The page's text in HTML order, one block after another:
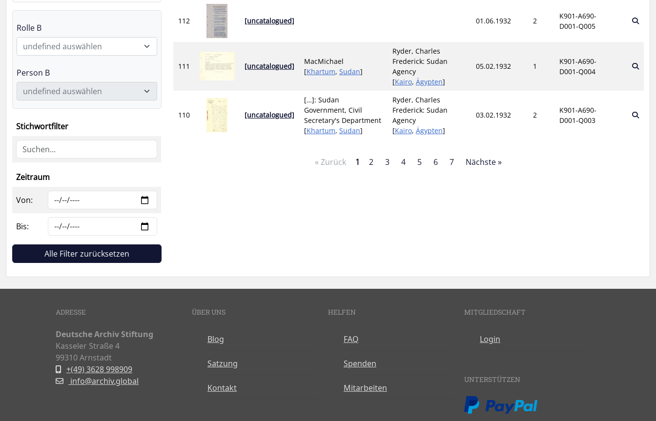
Rolle B
undefined auswählen
Person B
undefined auswählen
Stichwortfilter
Zeitraum
Von:
Bis:
Alle Filter zurücksetzen
112 [uncatalogued] 01.06.1932 2
K901-A690-
D001-Q005
111 [uncatalogued]
MacMichael
[Khartum, Sudan]
Ryder, Charles
Frederick: Sudan
Agency
[Kairo, Ägypten]
05.02.1932 1
K901-A690-
D001-Q004
110 [uncatalogued]
[…]: Sudan
Government, Civil
Secretary's Department
[Khartum, Sudan]
Ryder, Charles
Frederick: Sudan
Agency
[Kairo, Ägypten]
03.02.1932 2
K901-A690-
D001-Q003
« Zurück 1 2 3 4 5 6 7 Nächste »
ADRESSE
Deutsche Archiv Stiftung
Kasseler Straße 4
99310 Arnstadt
+(49) 3628 998909
info@archiv.global
ÜBER UNS
Blog
Satzung
Kontakt
HELFEN
FAQ
Spenden
Mitarbeiten
MITGLIEDSCHAFT
Login
UNTERSTÜTZEN